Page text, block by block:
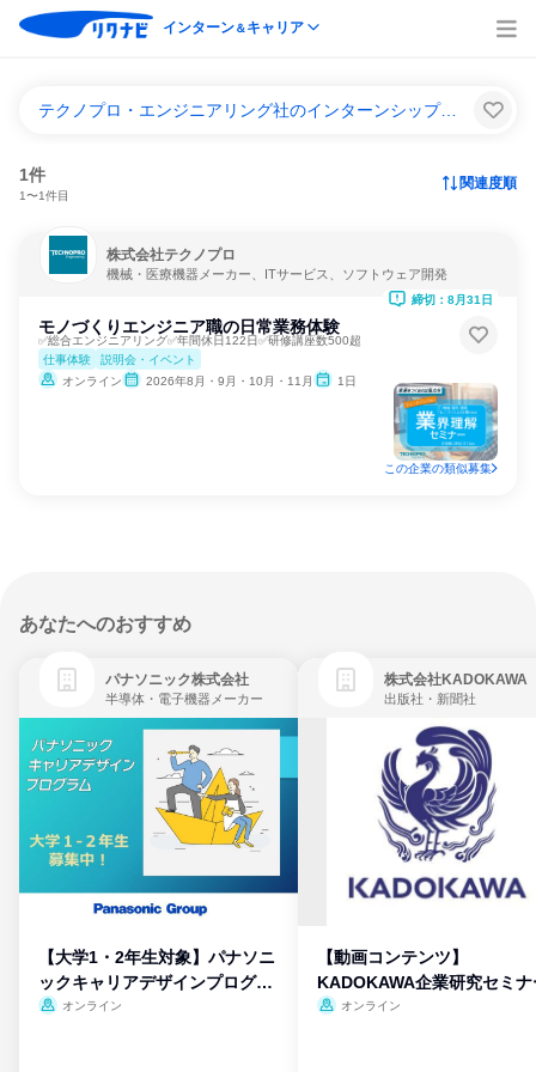
インターン＆キャリア
テクノプロ・エンジニアリング社のインターンシップ＆キャリア一覧
1件
1〜1件目
関連度順
株式会社テクノプロ
機械・医療機器メーカー、ITサービス、ソフトウェア開発
モノづくりエンジニア職の日常業務体験
✅総合エンジニアリング✅年間休日122日✅研修講座数500超
仕事体験
説明会・イベント
オンライン
2026年8月・9月・10月・11月 1日
締切：8月31日
この企業の類似募集
あなたへのおすすめ
パナソニック株式会社
半導体・電子機器メーカー
【大学1・2年生対象】パナソニ
ックキャリアデザインプログラ
ム
オンライン
株式会社KADOKAWA
出版社・新聞社
【動画コンテンツ】
KADOKAWA企業研究セミナ
オンライン